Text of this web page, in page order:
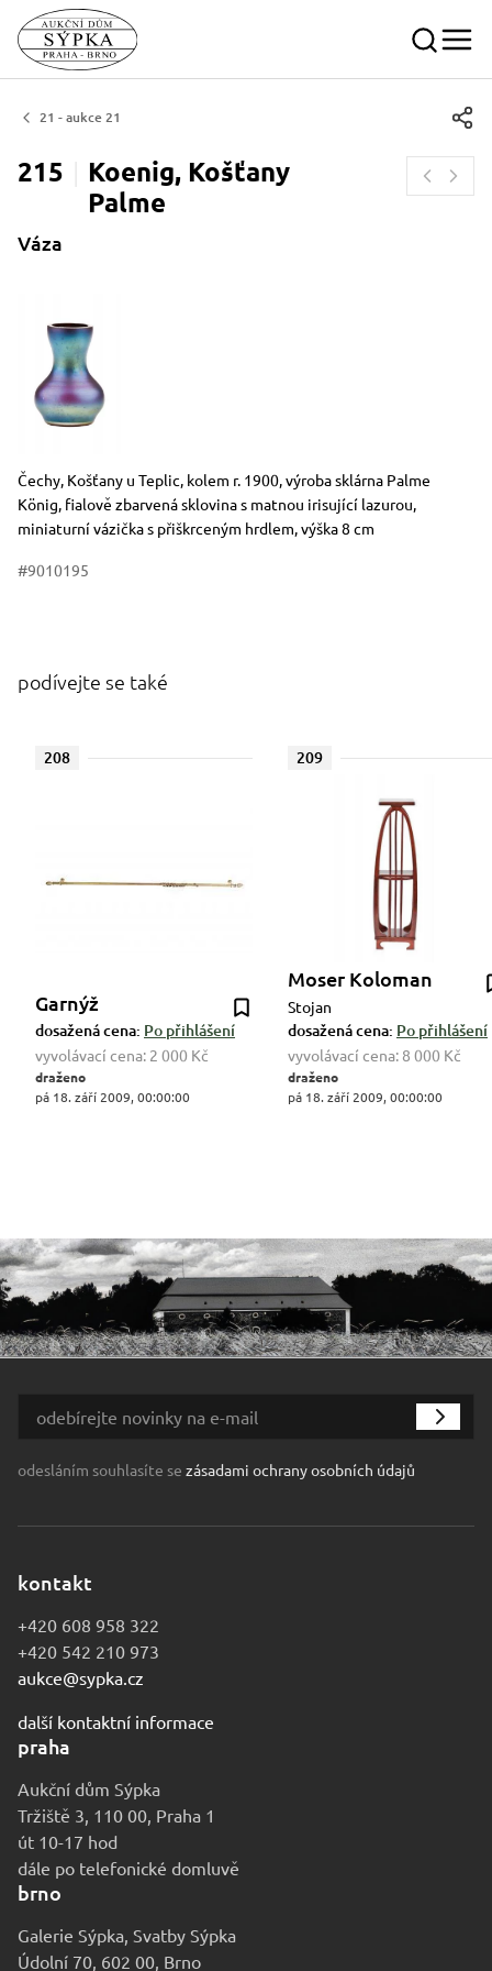
21 - aukce 21
215
Koenig, Košťany
Palme
Váza
Rozměry
Stručný popis předmětu
Čechy, Košťany u Teplic, kolem r. 1900, výroba sklárna Palme
König, fialově zbarvená sklovina s matnou irisující lazurou,
miniaturní vázička s přiškrceným hrdlem, výška 8 cm
#9010195
podívejte se také
208
Garnýž
dosažená cena: Po přihlášení
vyvolávací cena: 2 000 Kč
draženo
pá 18. září 2009, 00:00:00
209
Moser Koloman
Stojan
dosažená cena: Po přihlášení
vyvolávací cena: 8 000 Kč
draženo
pá 18. září 2009, 00:00:00
odesláním souhlasíte se zásadami ochrany osobních údajů
kontakt
+420 608 958 322
+420 542 210 973
aukce@sypka.cz
další kontaktní informace
praha
Aukční dům Sýpka
Tržiště 3, 110 00, Praha 1
út 10-17 hod
dále po telefonické domluvě
brno
Galerie Sýpka, Svatby Sýpka
Údolní 70, 602 00, Brno